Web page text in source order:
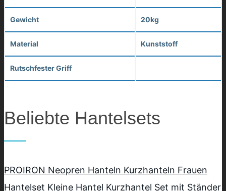
Gewicht 20kg
Material Kunststoff
Rutschfester Griff
Beliebte Hantelsets
PROIRON Neopren Hanteln Kurzhanteln Frauen
Hantelset Kleine Hantel Kurzhantel Set mit Ständer